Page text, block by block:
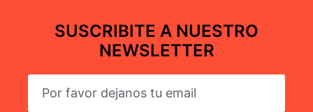
SUSCRIBITE A NUESTRO
NEWSLETTER